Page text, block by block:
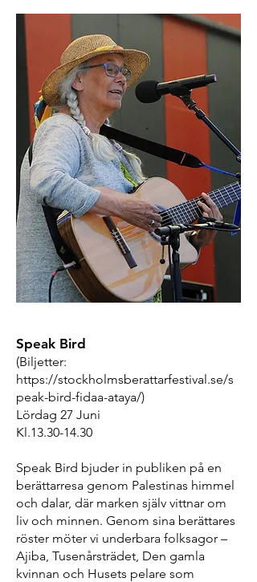
Speak Bird
(Biljetter:
https://stockholmsberattarfestival.se/s
peak-bird-fidaa-ataya/)
Lördag 27 Juni
Kl.13.30-14.30
Speak Bird bjuder in publiken på en
berättarresa genom Palestinas himmel
och dalar, där marken själv vittnar om
liv och minnen. Genom sina berättares
röster möter vi underbara folksagor –
Ajiba, Tusenårsträdet, Den gamla
kvinnan och Husets pelare som